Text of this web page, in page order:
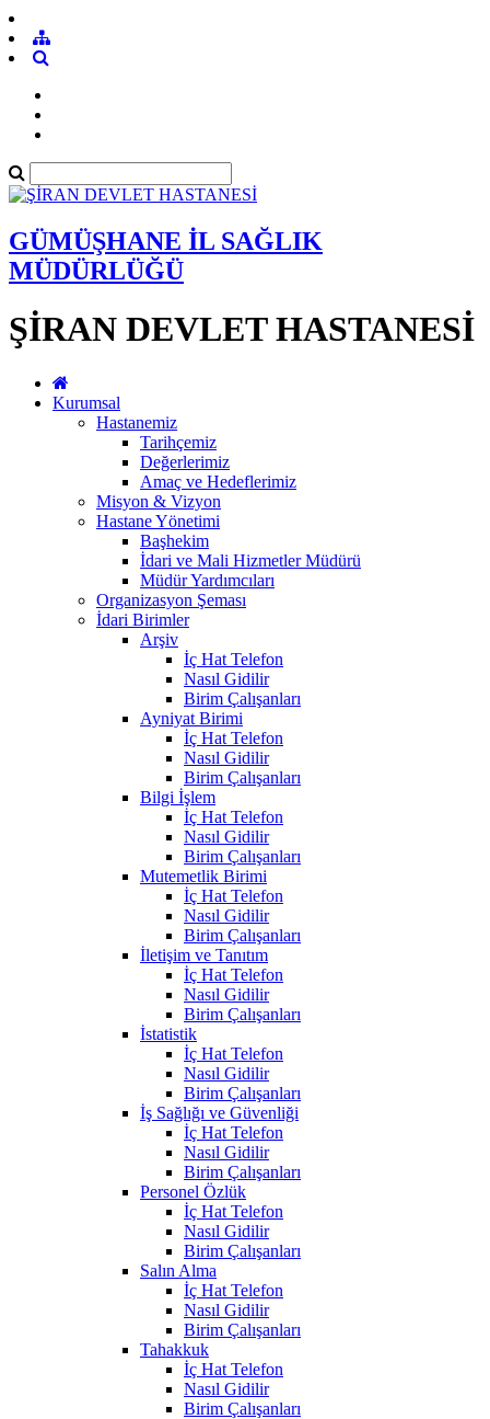
GÜMÜŞHANE İL SAĞLIK
MÜDÜRLÜĞÜ
ŞİRAN DEVLET HASTANESİ
Kurumsal
Hastanemiz
Tarihçemiz
Değerlerimiz
Amaç ve Hedeflerimiz
Misyon & Vizyon
Hastane Yönetimi
Başhekim
İdari ve Mali Hizmetler Müdürü
Müdür Yardımcıları
Organizasyon Şeması
İdari Birimler
Arşiv
İç Hat Telefon
Nasıl Gidilir
Birim Çalışanları
Ayniyat Birimi
İç Hat Telefon
Nasıl Gidilir
Birim Çalışanları
Bilgi İşlem
İç Hat Telefon
Nasıl Gidilir
Birim Çalışanları
Mutemetlik Birimi
İç Hat Telefon
Nasıl Gidilir
Birim Çalışanları
İletişim ve Tanıtım
İç Hat Telefon
Nasıl Gidilir
Birim Çalışanları
İstatistik
İç Hat Telefon
Nasıl Gidilir
Birim Çalışanları
İş Sağlığı ve Güvenliği
İç Hat Telefon
Nasıl Gidilir
Birim Çalışanları
Personel Özlük
İç Hat Telefon
Nasıl Gidilir
Birim Çalışanları
Salın Alma
İç Hat Telefon
Nasıl Gidilir
Birim Çalışanları
Tahakkuk
İç Hat Telefon
Nasıl Gidilir
Birim Çalışanları